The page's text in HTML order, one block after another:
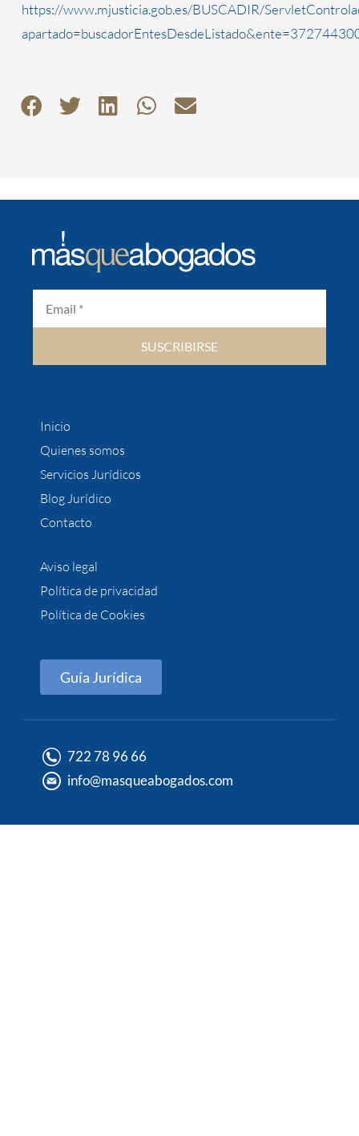
https://www.mjusticia.gob.es/BUSCADIR/
SUSCRIBIRSE
Inicio
Quienes somos
Servicios Jurídicos
Blog Jurídico
Contacto
Aviso legal
Política de privacidad
Política de Cookies
Guía Jurídica
722 78 96 66
info@masqueabogados.com